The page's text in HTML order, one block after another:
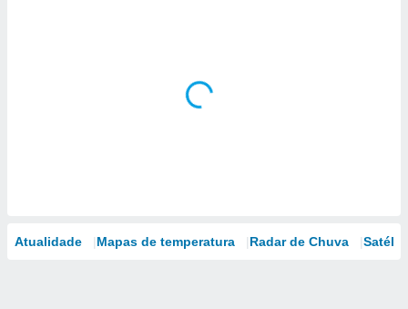
Atualidade Mapas de temperatura Radar de Chuva